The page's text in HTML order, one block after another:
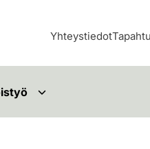
Yhteystiedot